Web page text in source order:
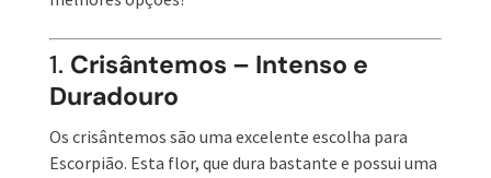
1. Crisântemos – Intenso e
Duradouro
Os crisântemos são uma excelente escolha para
Escorpião. Esta flor, que dura bastante e possui uma